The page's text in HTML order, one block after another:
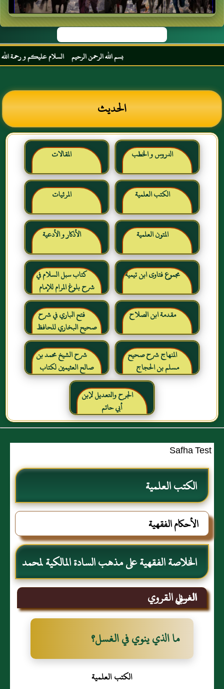
بسم الله الرحمن الرحيم السلام عليكم و رحمة الله
الحديث
الدروس و الخطب المقالات
الكتب العلمية المرئيات
المتون العلمية الأذكار و الأدعية
مجموع فتاوى ابن تيمية
كتاب سبل السلام في
شرح بلوغ المرام للإمام
الصنعاني رحمه الله
مقدمة ابن الصلاح
فتح الباري في شرح
صحيح البخاري للحافظ
ابن حجر العسقلاني
المنهاج شرح صحيح
مسلم بن الحجاج
شرح الشيخ محمد بن
صالح العثيمين لكتاب
رياض الصالحين للإمام
النووي رحمهم الله تعالىالجرح والتعديل لإبن
أبي حاتم
Safha Test
الكتب العلمية
الأحكام الفقهية
الخلاصة الفقهية على مذهب السادة المالكية لمحمد
العربي القروي
الغسل
ما الذي ينوي في الغسل؟
الكتب العلمية